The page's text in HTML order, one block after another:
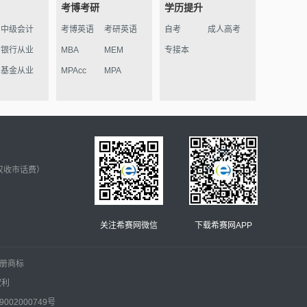
中级会计
银行从业
基金从业
考博考研
考博英语 考研英语
MBA MEM
MPAcc MPA
学历提升
自考 成人高考
专接本
收市话费）
关注希赛网微信 下载希赛网APP
商标
号